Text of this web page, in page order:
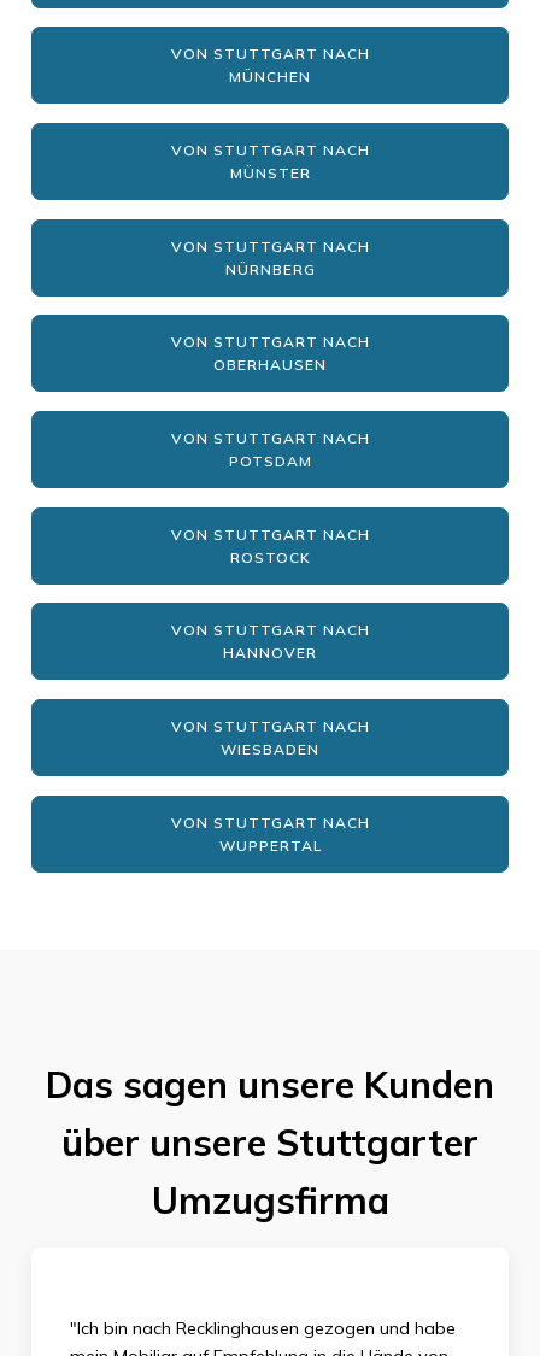
VON STUTTGART NACH
MÜNCHEN
VON STUTTGART NACH
MÜNSTER
VON STUTTGART NACH
NÜRNBERG
VON STUTTGART NACH
OBERHAUSEN
VON STUTTGART NACH
POTSDAM
VON STUTTGART NACH
ROSTOCK
VON STUTTGART NACH
HANNOVER
VON STUTTGART NACH
WIESBADEN
VON STUTTGART NACH
WUPPERTAL
Das sagen unsere Kunden
über unsere Stuttgarter
Umzugsfirma
"Ich bin nach Recklinghausen gezogen und habe